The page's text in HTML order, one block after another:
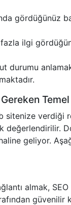
gördüğünüz
fazla ilgi
durumu
verdiği
geliyor.
almak,
güvenilir